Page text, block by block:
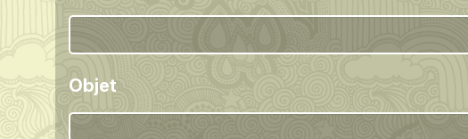
Objet